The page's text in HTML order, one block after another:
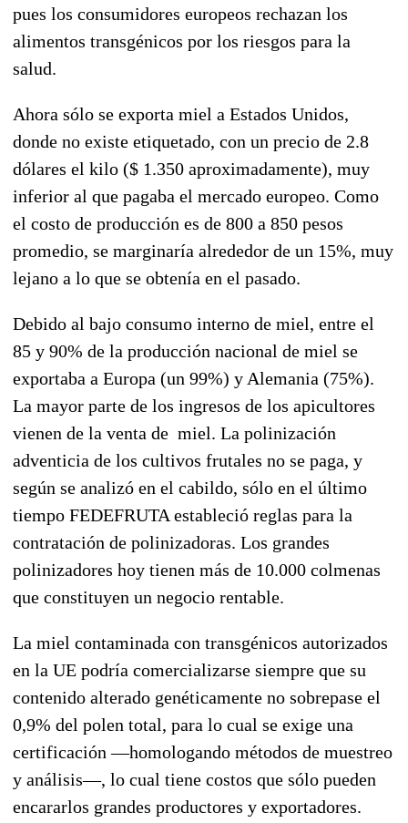
pues los consumidores europeos rechazan los
alimentos transgénicos por los riesgos para la
salud.
Ahora sólo se exporta miel a Estados Unidos,
donde no existe etiquetado, con un precio de 2.8
dólares el kilo ($ 1.350 aproximadamente), muy
inferior al que pagaba el mercado europeo. Como
el costo de producción es de 800 a 850 pesos
promedio, se marginaría alrededor de un 15%, muy
lejano a lo que se obtenía en el pasado.
Debido al bajo consumo interno de miel, entre el
85 y 90% de la producción nacional de miel se
exportaba a Europa (un 99%) y Alemania (75%).
La mayor parte de los ingresos de los apicultores
vienen de la venta de miel. La polinización
adventicia de los cultivos frutales no se paga, y
según se analizó en el cabildo, sólo en el último
tiempo FEDEFRUTA estableció reglas para la
contratación de polinizadoras. Los grandes
polinizadores hoy tienen más de 10.000 colmenas
que constituyen un negocio rentable.
La miel contaminada con transgénicos autorizados
en la UE podría comercializarse siempre que su
contenido alterado genéticamente no sobrepase el
0,9% del polen total, para lo cual se exige una
certificación —homologando métodos de muestreo
y análisis—, lo cual tiene costos que sólo pueden
encararlos grandes productores y exportadores.